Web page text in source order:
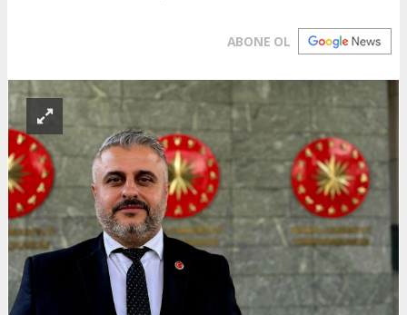
ABONE OL